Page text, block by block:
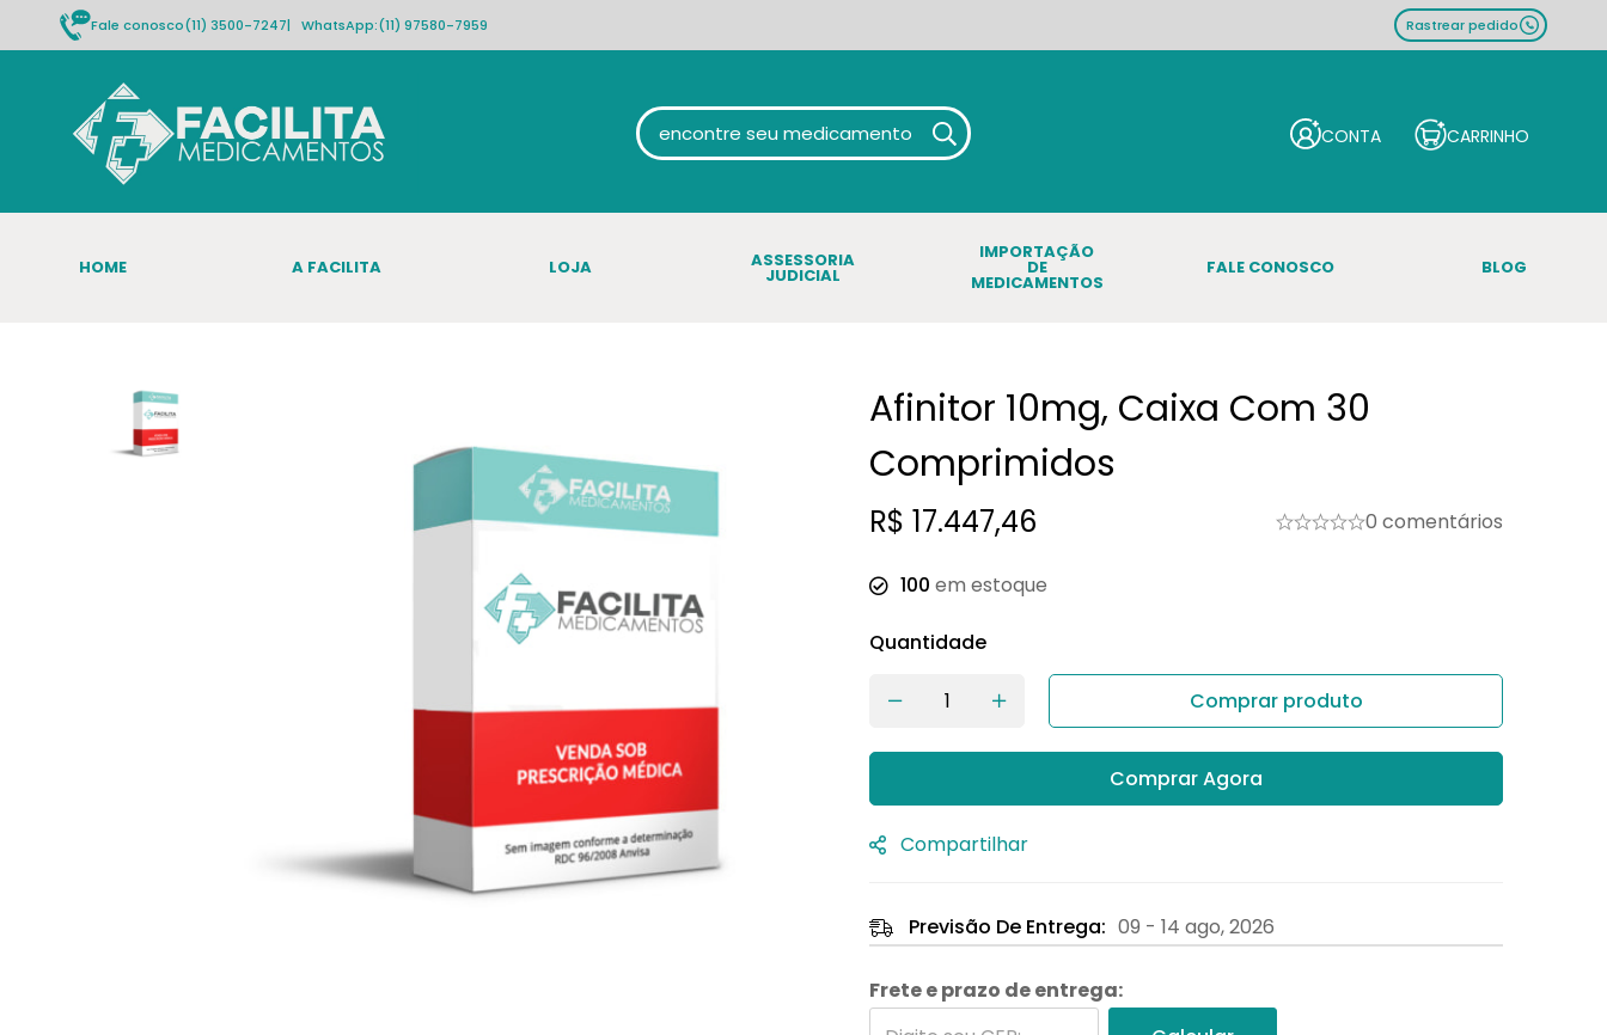
Fale conosco(11) 3500-7247| WhatsApp:(11) 97580-7959 Rastrear pedido
HOME A FACILITA LOJA ASSESSORIA
JUDICIAL
IMPORTAÇÃO
DE
MEDICAMENTOS
FALE CONOSCO BLOG
Afinitor 10mg, Caixa Com 30
Comprimidos
R$ 17.447,46 0 comentários
100 em estoque
Quantidade
Comprar produto
Comprar Agora
Compartilhar
Previsão De Entrega: 09 - 14 ago, 2026
Frete e prazo de entrega: